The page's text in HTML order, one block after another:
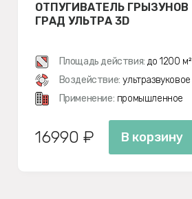
ОТПУГИВАТЕЛЬ ГРЫЗУНОВ
ГРАД УЛЬТРА 3D
Площадь действия: до 1200 м²
Воздействие: ультразвуковое
Применение: промышленное
16990 ₽ В корзину